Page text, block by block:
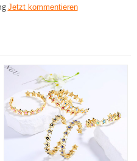
Jetzt kommentieren